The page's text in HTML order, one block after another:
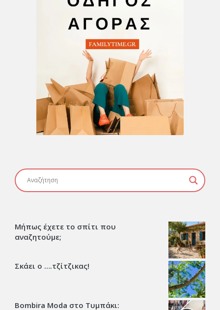
Μήπως έχετε το σπίτι που
αναζητούμε;
Σκάει ο ….τζίτζικας!
Bombira Moda στο Τυμπάκι: